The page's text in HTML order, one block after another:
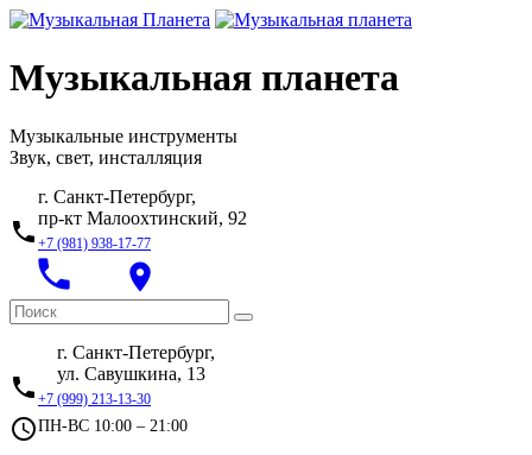
Музыкальная планета
Музыкальные инструменты
Звук, свет, инсталляция
г. Санкт-Петербург,
пр-кт Малоохтинский, 92
local_phone +7 (981) 938-17-77
local_phone place
г. Санкт-Петербург,
ул. Савушкина, 13
local_phone +7 (999) 213-13-30
access_timeПН-ВС 10:00 – 21:00